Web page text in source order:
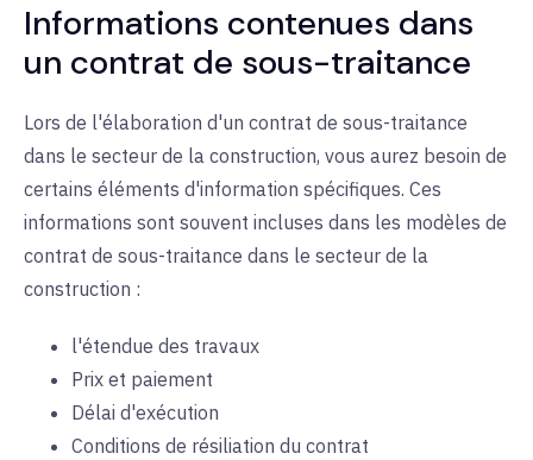
Informations contenues dans
un contrat de sous-traitance
Lors de l'élaboration d'un contrat de sous-traitance
dans le secteur de la construction, vous aurez besoin de
certains éléments d'information spécifiques. Ces
informations sont souvent incluses dans les modèles de
contrat de sous-traitance dans le secteur de la
construction :
l'étendue des travaux
Prix et paiement
Délai d'exécution
Conditions de résiliation du contrat